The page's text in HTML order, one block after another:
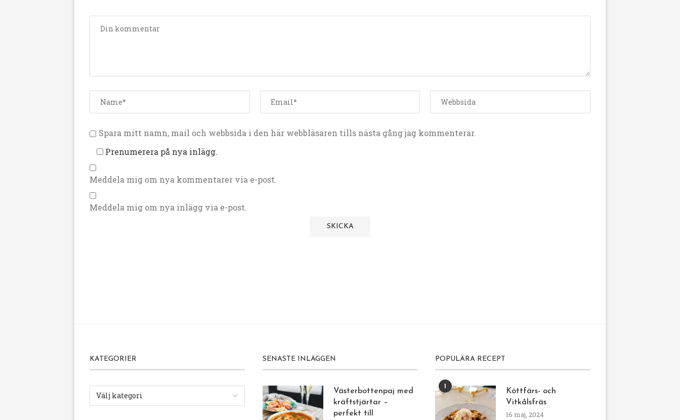
Spara mitt namn, mail och webbsida i den här webbläsaren tills nästa gång jag kommenterar.
Prenumerera på nya inlägg.
Meddela mig om nya kommentarer via e-post.
Meddela mig om nya inlägg via e-post.
KATEGORIER SENASTE INLÄGGEN
Västerbottenpaj med
kräftstjärtar –
perfekt till
POPULÄRA RECEPT
1
Köttfärs- och
Vitkålsfräs
16 maj, 2024